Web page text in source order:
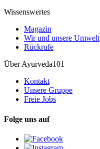
Wissenswertes
Magazin
Wir und unsere Umwelt
Rückrufe
Über Ayurveda101
Kontakt
Unsere Gruppe
Freie Jobs
Folge uns auf